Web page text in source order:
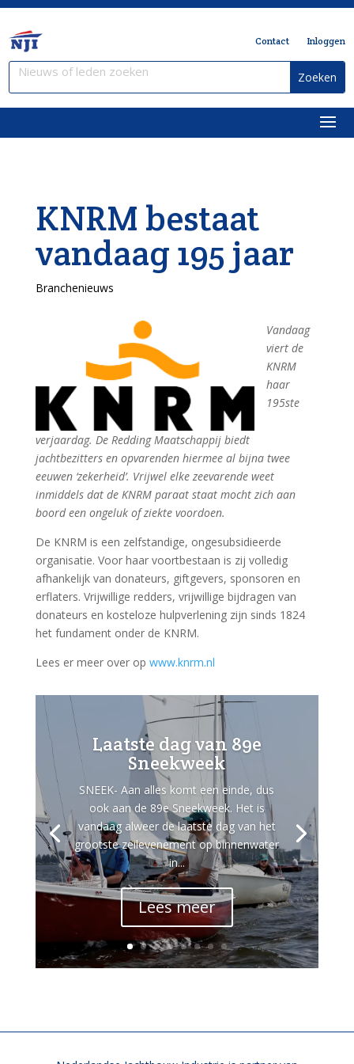
Contact Inloggen
KNRM bestaat
vandaag 195 jaar
Branchenieuws
Vandaag
viert de
KNRM
haar
195ste
verjaardag. De Redding Maatschappij biedt
jachtbezitters en opvarenden hiermee al bijna twee
eeuwen ‘zekerheid’. Vrijwel elke zeevarende weet
inmiddels dat de KNRM paraat staat mocht zich aan
boord een ongeluk of ziekte voordoen.
De KNRM is een zelfstandige, ongesubsidieerde
organisatie. Voor haar voortbestaan is zij volledig
afhankelijk van donateurs, giftgevers, sponsoren en
erflaters. Vrijwillige redders, vrijwillige bijdragen van
donateurs en kosteloze hulpverlening zijn sinds 1824
het fundament onder de KNRM.
Lees er meer over op www.knrm.nl
Laatste dag van 89e
Sneekweek
SNEEK- Aan alles komt een einde, dus
ook aan de 89e Sneekweek. Het is
vandaag alweer de laatste dag van het
grootste zeilevenement op binnenwater
in...
Lees meer